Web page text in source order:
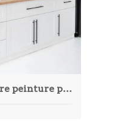
Choisir la meilleure peinture pour votre cuisine : astuces et recommandations